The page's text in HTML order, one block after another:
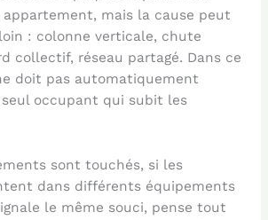
mais la cause peut
: colonne verticale, chute
collectif, réseau partagé. Dans ce
doit pas automatiquement
occupant qui subit les
sont touchés, si les
dans différents équipements
le même souci, pense tout